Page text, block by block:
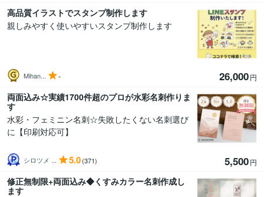
高品質イラストでスタンプ制作します
親しみやすく使いやすいスタンプ制作します
Mihan... - 26,000円
両面込み☆実績1700件超のプロが水彩名刺作りま
す
水彩・フェミニン名刺☆失敗したくない名刺選び
に【印刷対応可】
シロツメ ... 5.0(371) 5,500円
修正無制限+両面込み◆くすみカラー名刺作成し
ます